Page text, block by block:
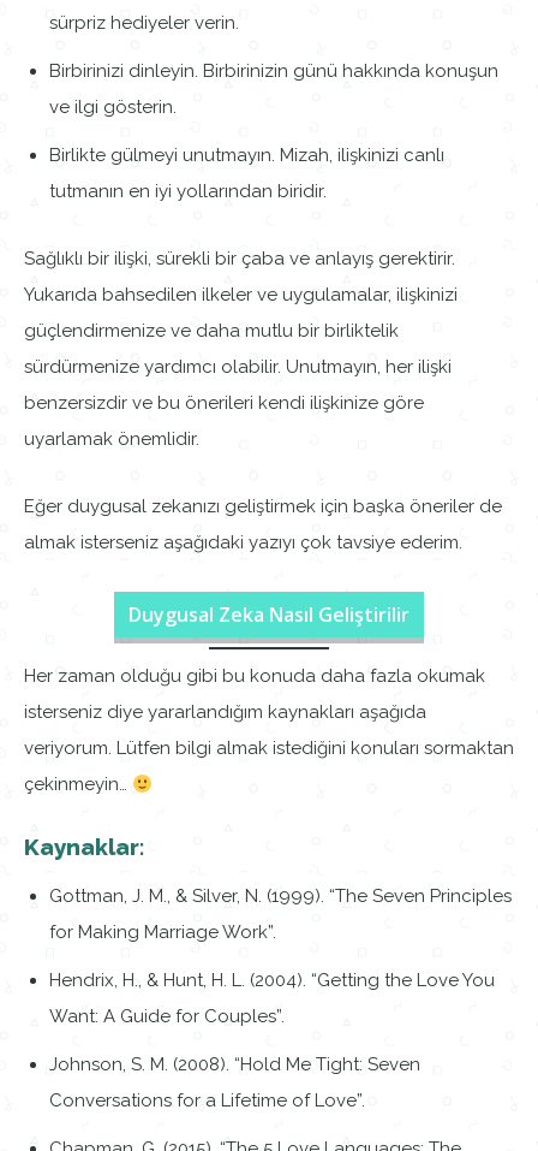
sürpriz hediyeler verin.
Birbirinizi dinleyin. Birbirinizin günü hakkında konuşun
ve ilgi gösterin.
Birlikte gülmeyi unutmayın. Mizah, ilişkinizi canlı
tutmanın en iyi yollarından biridir.
Sağlıklı bir ilişki, sürekli bir çaba ve anlayış gerektirir.
Yukarıda bahsedilen ilkeler ve uygulamalar, ilişkinizi
güçlendirmenize ve daha mutlu bir birliktelik
sürdürmenize yardımcı olabilir. Unutmayın, her ilişki
benzersizdir ve bu önerileri kendi ilişkinize göre
uyarlamak önemlidir.
Eğer duygusal zekanızı geliştirmek için başka öneriler de
almak isterseniz aşağıdaki yazıyı çok tavsiye ederim.
Duygusal Zeka Nasıl Geliştirilir
Her zaman olduğu gibi bu konuda daha fazla okumak
isterseniz diye yararlandığım kaynakları aşağıda
veriyorum. Lütfen bilgi almak istediğini konuları sormaktan
çekinmeyin…
Kaynaklar:
Gottman, J. M., & Silver, N. (1999). “The Seven Principles
for Making Marriage Work”.
Hendrix, H., & Hunt, H. L. (2004). “Getting the Love You
Want: A Guide for Couples”.
Johnson, S. M. (2008). “Hold Me Tight: Seven
Conversations for a Lifetime of Love”.